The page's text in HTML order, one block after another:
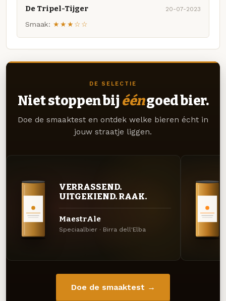
De Tripel-Tijger 20-07-2023
Smaak: ★★★☆☆
DE SELECTIE
Niet stoppen bij ééngoed bier.
Doe de smaaktest en ontdek welke bieren écht in
jouw straatje liggen.
VERRASSEND.
UITGEKIEND. RAAK.
MaestrAle
Speciaalbier · Birra dell'Elba
Doe de smaaktest →